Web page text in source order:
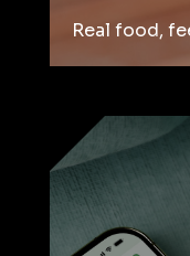
Real food,